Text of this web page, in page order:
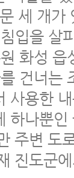
세 개가
입을 살
화성
건너는
사용한
하나뿐
주변 도
진도군